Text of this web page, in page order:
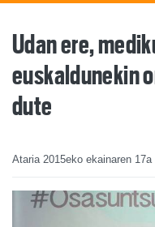
Udan ere,
euskaldunekin
dute
Ataria 2015eko ekainaren 17a